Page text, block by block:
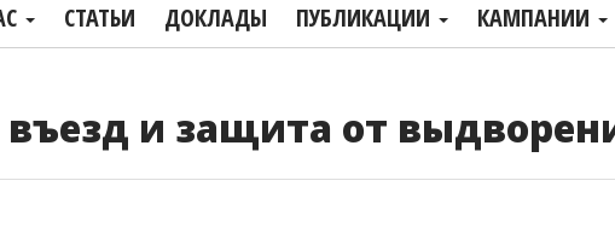
СТАТЬИ ДОКЛАДЫ ПУБЛИКАЦИИ КАМПАНИИ
въезд и защита от